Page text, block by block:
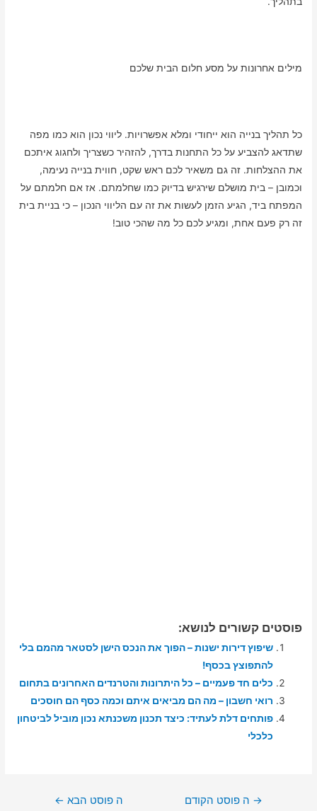
מילים אחרונות על מסע חלום הבית שלכם
כל תהליך בנייה הוא ייחודי ומלא אפשרויות. ליווי נכון הוא כמו מפה
שתדאג להצביע על כל התחנות בדרך, להזהיר כשצריך ולחגוג איתכם
את ההצלחות. זה גם משאיר לכם ראש שקט, חווית בנייה נעימה,
וכמובן – בית מושלם שירגיש בדיוק כמו שחלמתם. אז אם חלמתם על
המפתח ביד, הגיע הזמן לעשות את זה עם הליווי הנכון – כי בניית בית
זה רק פעם אחת, ומגיע לכם כל מה שהכי טוב!
פוסטים קשורים לנושא:
שיפוץ דירות ישנות – הפוך את הנכס הישן לסטאר מהמם בלי
להתפוצץ בכסף!
כלים חד פעמיים – כל היתרונות והטרנדים האחרונים בתחום
רואי חשבון – מה הם מביאים איתם וכמה כסף הם חוסכים
פותחים דלת לעתיד: כיצד תכנון משכנתא נכון מוביל לביטחון
כלכלי
ניווט
→ ה פוסט הקודם ה פוסט הבא ←